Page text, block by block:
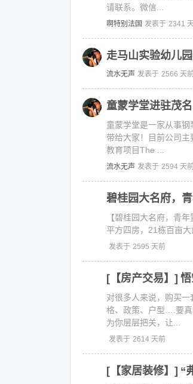
请联系。微信...
啊特别法国 发表于 2341
走马山实验幼儿
流水无声 发表于 2566 天
童蒙学堂进驻茂
童蒙学堂是一家从事
带给大家！目前公司
教育项目The ...
流水无声 发表于 2594 天
碧桂园大名府，
【碧桂园大名府，青
平方四房，21栋百亩
发表于 2595 天前
[【房产交易】] 悟
对很多人来说，购买
格、政策、户型….要真
为你层层把关，让...
发表于 2614 天前
[【家居装修】] “